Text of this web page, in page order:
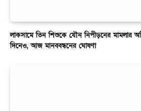
লাকসামে তিন শিশুকে যৌন নিপীড়নের মামলার
দিনেও, আজ মানববন্ধনের ঘোষণা